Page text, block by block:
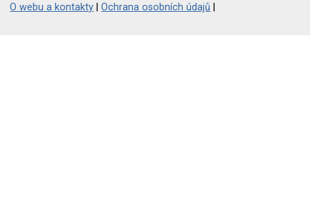
O webu a kontakty |Ochrana osobních údajů